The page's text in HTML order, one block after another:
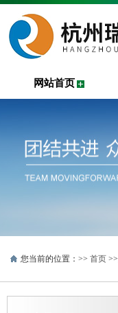
网站首页
您当前的位置：>> 首页 >>